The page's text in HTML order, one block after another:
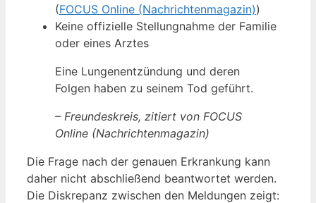
(FOCUS Online (Nachrichtenmagazin))
Keine offizielle Stellungnahme der Familie
oder eines Arztes
Eine Lungenentzündung und deren
Folgen haben zu seinem Tod geführt.
– Freundeskreis, zitiert von FOCUS
Online (Nachrichtenmagazin)
Die Frage nach der genauen Erkrankung kann
daher nicht abschließend beantwortet werden.
Die Diskrepanz zwischen den Meldungen zeigt: